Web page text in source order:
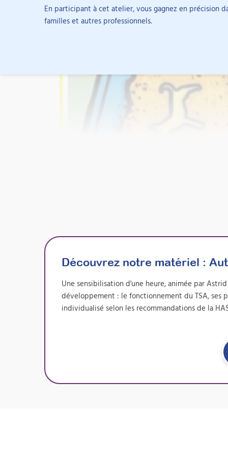
En participant à cet atelier, vous gagnez en précision
familles et autres professionnels.
animait des groupes thérapeutiques. Sa pratique
les thérapies cognitives et comportementales,
Découvrez notre matériel :
Une sensibilisation d'une heure, animée par
développement : le fonctionnement du TSA, ses
individualisé selon les recommandations de la